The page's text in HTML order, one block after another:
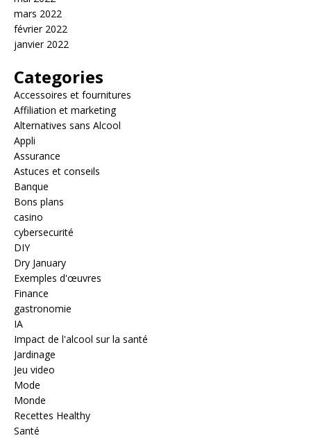
mars 2022
février 2022
janvier 2022
Categories
Accessoires et fournitures
Affiliation et marketing
Alternatives sans Alcool
Appli
Assurance
Astuces et conseils
Banque
Bons plans
casino
cybersecurité
DIY
Dry January
Exemples d'œuvres
Finance
gastronomie
IA
Impact de l'alcool sur la santé
Jardinage
Jeu video
Mode
Monde
Recettes Healthy
Santé